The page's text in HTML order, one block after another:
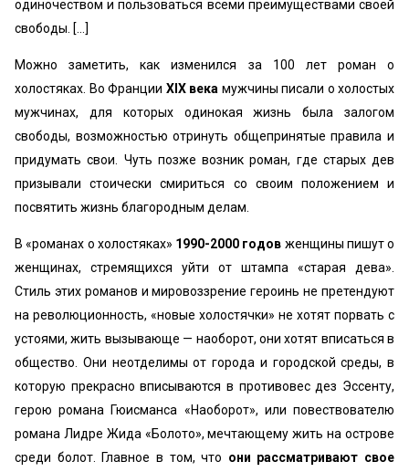
одиночеством и пользоваться всеми преимуществами своей
свободы. […]
Можно заметить, как изменился за 100 лет роман о
холостяках. Во Франции XIX века мужчины писали о холостых
мужчинах, для которых одинокая жизнь была залогом
свободы, возможностью отринуть общепринятые правила и
придумать свои. Чуть позже возник роман, где старых дев
призывали стоически смириться со своим положением и
посвятить жизнь благородным делам.
В «романах о холостяках» 1990-2000 годов женщины пишут о
женщинах, стремящихся уйти от штампа «старая дева».
Стиль этих романов и мировоззрение героинь не претендуют
на революционность, «новые холостячки» не хотят порвать с
устоями, жить вызывающе — наоборот, они хотят вписаться в
общество. Они неотделимы от города и городской среды, в
которую прекрасно вписываются в противовес дез Эссенту,
герою романа Гюисманса «Наоборот», или повествователю
романа Лидре Жида «Болото», мечтающему жить на острове
среди болот. Главное в том, что они рассматривают свое